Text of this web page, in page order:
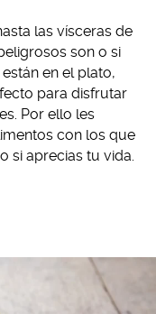
las vísceras de
son o si
en el plato,
para disfrutar
Por ello les
con los que
si aprecias tu vida.